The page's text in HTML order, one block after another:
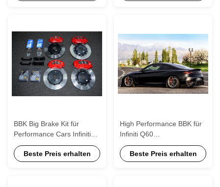
BBK Big Brake Kit für
Performance Cars Infiniti
Q50L Vorder- und Rückrad
18 ZollBeste Preis erhalten
High Performance BBK für
Infiniti Q60
Großbremsgerät mit
405*34 378*32mm Rotor
Beste Preis erhalten